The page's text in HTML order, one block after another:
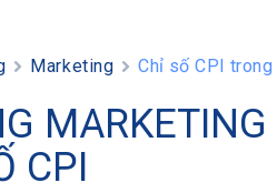
Marketing Chỉ số CPI
CPI